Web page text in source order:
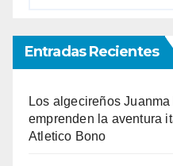
Entradas Recientes
Los algecireños
emprenden la aventura
Atletico Bono